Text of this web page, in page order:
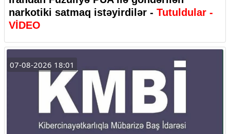
narkotiki satmaq istəyirdilər - Tutuldular -
VİDEO
07-08-2026 18:01